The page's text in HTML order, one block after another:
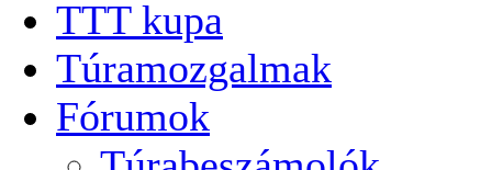
TTT kupa
Túramozgalmak
Fórumok